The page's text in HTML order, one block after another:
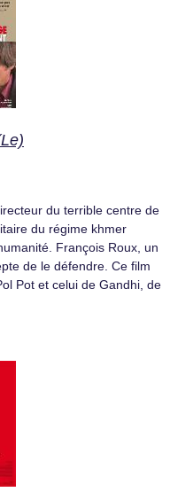
du terrible centre de
du régime khmer
François Roux, un
de le défendre. Ce film
Pot et celui de Gandhi, de